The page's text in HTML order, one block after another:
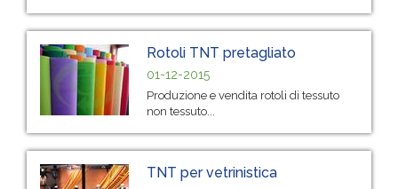
Rotoli TNT pretagliato
01-12-2015
Produzione e vendita rotoli di tessuto
non tessuto...
TNT per vetrinistica